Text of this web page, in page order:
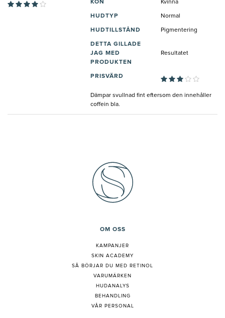
KÖN Kvinna
HUDTYP Normal
HUDTILLSTÅND Pigmentering
DETTA GILLADE
JAG MED
PRODUKTEN
Resultatet
PRISVÄRD
Dämpar svullnad fint eftersom den innehåller
coffein bla.
OM OSS
KAMPANJER
SKIN ACADEMY
SÅ BÖRJAR DU MED RETINOL
VARUMÄRKEN
HUDANALYS
BEHANDLING
VÅR PERSONAL